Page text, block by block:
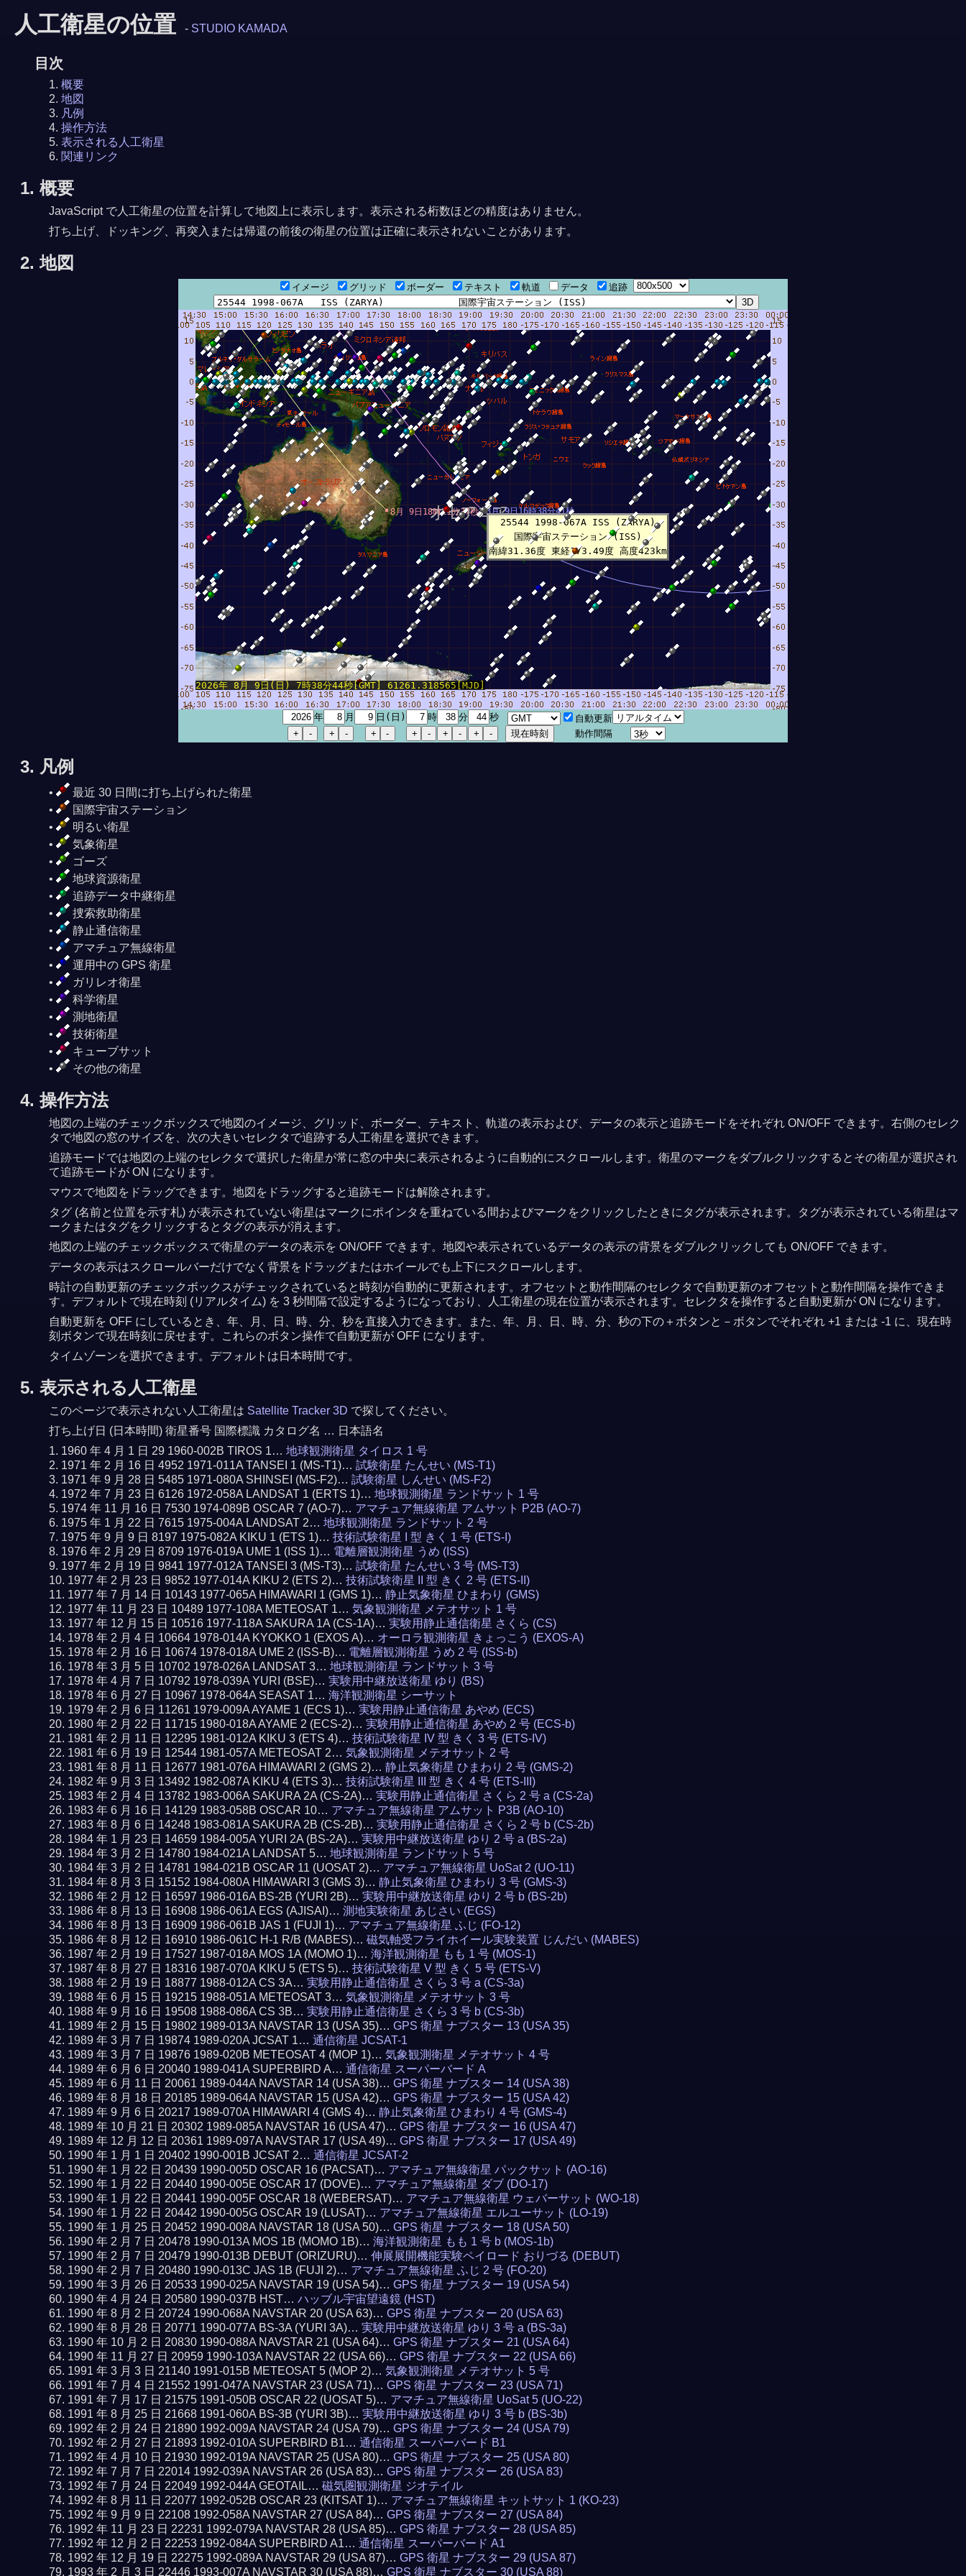
人工衛星の位置 - STUDIO KAMADA
目次
概要
地図
凡例
操作方法
表示される人工衛星
関連リンク
1. 概要
JavaScript で人工衛星の位置を計算して地図上に表示します。表示される桁数ほどの精度はありません。
打ち上げ、ドッキング、再突入または帰還の前後の衛星の位置は正確に表示されないことがあります。
2. 地図
イメージ グリッド ボーダー テキスト 軌道 データ 追跡
8月 9日16時15分27秒
8月 9日16時38分41秒
8月 9日17時48分23秒
8月 9日18時11分37秒
25544 1998-067A ISS (ZARYA)
国際宇宙ステーション (ISS)
南緯31.36度 東経173.49度 高度423km
2026年 8月 9日(日) 7時38分44秒[GMT] 61261.318565[MJD]
年 月 日(日) 時 分 秒
自動更新
動作間隔
3. 凡例
最近 30 日間に打ち上げられた衛星
国際宇宙ステーション
明るい衛星
気象衛星
ゴーズ
地球資源衛星
追跡データ中継衛星
捜索救助衛星
静止通信衛星
アマチュア無線衛星
運用中の GPS 衛星
ガリレオ衛星
科学衛星
測地衛星
技術衛星
キューブサット
その他の衛星
4. 操作方法
地図の上端のチェックボックスで地図のイメージ、グリッド、ボーダー、テキスト、軌道の表示および、データの表示と追跡モードをそれぞれ ON/OFF できます。右側のセレク
タで地図の窓のサイズを、次の大きいセレクタで追跡する人工衛星を選択できます。
追跡モードでは地図の上端のセレクタで選択した衛星が常に窓の中央に表示されるように自動的にスクロールします。衛星のマークをダブルクリックするとその衛星が選択され
て追跡モードが ON になります。
マウスで地図をドラッグできます。地図をドラッグすると追跡モードは解除されます。
タグ (名前と位置を示す札) が表示されていない衛星はマークにポインタを重ねている間およびマークをクリックしたときにタグが表示されます。タグが表示されている衛星はマ
ークまたはタグをクリックするとタグの表示が消えます。
地図の上端のチェックボックスで衛星のデータの表示を ON/OFF できます。地図や表示されているデータの表示の背景をダブルクリックしても ON/OFF できます。
データの表示はスクロールバーだけでなく背景をドラッグまたはホイールでも上下にスクロールします。
時計の自動更新のチェックボックスがチェックされていると時刻が自動的に更新されます。オフセットと動作間隔のセレクタで自動更新のオフセットと動作間隔を操作できま
す。デフォルトで現在時刻 (リアルタイム) を 3 秒間隔で設定するようになっており、人工衛星の現在位置が表示されます。セレクタを操作すると自動更新が ON になります。
自動更新を OFF にしているとき、年、月、日、時、分、秒を直接入力できます。また、年、月、日、時、分、秒の下の＋ボタンと－ボタンでそれぞれ +1 または -1 に、現在時
刻ボタンで現在時刻に戻せます。これらのボタン操作で自動更新が OFF になります。
タイムゾーンを選択できます。デフォルトは日本時間です。
5. 表示される人工衛星
このページで表示されない人工衛星は Satellite Tracker 3D で探してください。
打ち上げ日 (日本時間) 衛星番号 国際標識 カタログ名 … 日本語名
1960 年 4 月 1 日 29 1960-002B TIROS 1… 地球観測衛星 タイロス 1 号
1971 年 2 月 16 日 4952 1971-011A TANSEI 1 (MS-T1)… 試験衛星 たんせい (MS-T1)
1971 年 9 月 28 日 5485 1971-080A SHINSEI (MS-F2)… 試験衛星 しんせい (MS-F2)
1972 年 7 月 23 日 6126 1972-058A LANDSAT 1 (ERTS 1)… 地球観測衛星 ランドサット 1 号
1974 年 11 月 16 日 7530 1974-089B OSCAR 7 (AO-7)… アマチュア無線衛星 アムサット P2B (AO-7)
1975 年 1 月 22 日 7615 1975-004A LANDSAT 2… 地球観測衛星 ランドサット 2 号
1975 年 9 月 9 日 8197 1975-082A KIKU 1 (ETS 1)… 技術試験衛星 I 型 きく 1 号 (ETS-I)
1976 年 2 月 29 日 8709 1976-019A UME 1 (ISS 1)… 電離層観測衛星 うめ (ISS)
1977 年 2 月 19 日 9841 1977-012A TANSEI 3 (MS-T3)… 試験衛星 たんせい 3 号 (MS-T3)
1977 年 2 月 23 日 9852 1977-014A KIKU 2 (ETS 2)… 技術試験衛星 II 型 きく 2 号 (ETS-II)
1977 年 7 月 14 日 10143 1977-065A HIMAWARI 1 (GMS 1)… 静止気象衛星 ひまわり (GMS)
1977 年 11 月 23 日 10489 1977-108A METEOSAT 1… 気象観測衛星 メテオサット 1 号
1977 年 12 月 15 日 10516 1977-118A SAKURA 1A (CS-1A)… 実験用静止通信衛星 さくら (CS)
1978 年 2 月 4 日 10664 1978-014A KYOKKO 1 (EXOS A)… オーロラ観測衛星 きょっこう (EXOS-A)
1978 年 2 月 16 日 10674 1978-018A UME 2 (ISS-B)… 電離層観測衛星 うめ 2 号 (ISS-b)
1978 年 3 月 5 日 10702 1978-026A LANDSAT 3… 地球観測衛星 ランドサット 3 号
1978 年 4 月 7 日 10792 1978-039A YURI (BSE)… 実験用中継放送衛星 ゆり (BS)
1978 年 6 月 27 日 10967 1978-064A SEASAT 1… 海洋観測衛星 シーサット
1979 年 2 月 6 日 11261 1979-009A AYAME 1 (ECS 1)… 実験用静止通信衛星 あやめ (ECS)
1980 年 2 月 22 日 11715 1980-018A AYAME 2 (ECS-2)… 実験用静止通信衛星 あやめ 2 号 (ECS-b)
1981 年 2 月 11 日 12295 1981-012A KIKU 3 (ETS 4)… 技術試験衛星 IV 型 きく 3 号 (ETS-IV)
1981 年 6 月 19 日 12544 1981-057A METEOSAT 2… 気象観測衛星 メテオサット 2 号
1981 年 8 月 11 日 12677 1981-076A HIMAWARI 2 (GMS 2)… 静止気象衛星 ひまわり 2 号 (GMS-2)
1982 年 9 月 3 日 13492 1982-087A KIKU 4 (ETS 3)… 技術試験衛星 III 型 きく 4 号 (ETS-III)
1983 年 2 月 4 日 13782 1983-006A SAKURA 2A (CS-2A)… 実験用静止通信衛星 さくら 2 号 a (CS-2a)
1983 年 6 月 16 日 14129 1983-058B OSCAR 10… アマチュア無線衛星 アムサット P3B (AO-10)
1983 年 8 月 6 日 14248 1983-081A SAKURA 2B (CS-2B)… 実験用静止通信衛星 さくら 2 号 b (CS-2b)
1984 年 1 月 23 日 14659 1984-005A YURI 2A (BS-2A)… 実験用中継放送衛星 ゆり 2 号 a (BS-2a)
1984 年 3 月 2 日 14780 1984-021A LANDSAT 5… 地球観測衛星 ランドサット 5 号
1984 年 3 月 2 日 14781 1984-021B OSCAR 11 (UOSAT 2)… アマチュア無線衛星 UoSat 2 (UO-11)
1984 年 8 月 3 日 15152 1984-080A HIMAWARI 3 (GMS 3)… 静止気象衛星 ひまわり 3 号 (GMS-3)
1986 年 2 月 12 日 16597 1986-016A BS-2B (YURI 2B)… 実験用中継放送衛星 ゆり 2 号 b (BS-2b)
1986 年 8 月 13 日 16908 1986-061A EGS (AJISAI)… 測地実験衛星 あじさい (EGS)
1986 年 8 月 13 日 16909 1986-061B JAS 1 (FUJI 1)… アマチュア無線衛星 ふじ (FO-12)
1986 年 8 月 12 日 16910 1986-061C H-1 R/B (MABES)… 磁気軸受フライホイール実験装置 じんだい (MABES)
1987 年 2 月 19 日 17527 1987-018A MOS 1A (MOMO 1)… 海洋観測衛星 もも 1 号 (MOS-1)
1987 年 8 月 27 日 18316 1987-070A KIKU 5 (ETS 5)… 技術試験衛星 V 型 きく 5 号 (ETS-V)
1988 年 2 月 19 日 18877 1988-012A CS 3A… 実験用静止通信衛星 さくら 3 号 a (CS-3a)
1988 年 6 月 15 日 19215 1988-051A METEOSAT 3… 気象観測衛星 メテオサット 3 号
1988 年 9 月 16 日 19508 1988-086A CS 3B… 実験用静止通信衛星 さくら 3 号 b (CS-3b)
1989 年 2 月 15 日 19802 1989-013A NAVSTAR 13 (USA 35)… GPS 衛星 ナブスター 13 (USA 35)
1989 年 3 月 7 日 19874 1989-020A JCSAT 1… 通信衛星 JCSAT-1
1989 年 3 月 7 日 19876 1989-020B METEOSAT 4 (MOP 1)… 気象観測衛星 メテオサット 4 号
1989 年 6 月 6 日 20040 1989-041A SUPERBIRD A… 通信衛星 スーパーバード A
1989 年 6 月 11 日 20061 1989-044A NAVSTAR 14 (USA 38)… GPS 衛星 ナブスター 14 (USA 38)
1989 年 8 月 18 日 20185 1989-064A NAVSTAR 15 (USA 42)… GPS 衛星 ナブスター 15 (USA 42)
1989 年 9 月 6 日 20217 1989-070A HIMAWARI 4 (GMS 4)… 静止気象衛星 ひまわり 4 号 (GMS-4)
1989 年 10 月 21 日 20302 1989-085A NAVSTAR 16 (USA 47)… GPS 衛星 ナブスター 16 (USA 47)
1989 年 12 月 12 日 20361 1989-097A NAVSTAR 17 (USA 49)… GPS 衛星 ナブスター 17 (USA 49)
1990 年 1 月 1 日 20402 1990-001B JCSAT 2… 通信衛星 JCSAT-2
1990 年 1 月 22 日 20439 1990-005D OSCAR 16 (PACSAT)… アマチュア無線衛星 パックサット (AO-16)
1990 年 1 月 22 日 20440 1990-005E OSCAR 17 (DOVE)… アマチュア無線衛星 ダブ (DO-17)
1990 年 1 月 22 日 20441 1990-005F OSCAR 18 (WEBERSAT)… アマチュア無線衛星 ウェバーサット (WO-18)
1990 年 1 月 22 日 20442 1990-005G OSCAR 19 (LUSAT)… アマチュア無線衛星 エルユーサット (LO-19)
1990 年 1 月 25 日 20452 1990-008A NAVSTAR 18 (USA 50)… GPS 衛星 ナブスター 18 (USA 50)
1990 年 2 月 7 日 20478 1990-013A MOS 1B (MOMO 1B)… 海洋観測衛星 もも 1 号 b (MOS-1b)
1990 年 2 月 7 日 20479 1990-013B DEBUT (ORIZURU)… 伸展展開機能実験ペイロード おりづる (DEBUT)
1990 年 2 月 7 日 20480 1990-013C JAS 1B (FUJI 2)… アマチュア無線衛星 ふじ 2 号 (FO-20)
1990 年 3 月 26 日 20533 1990-025A NAVSTAR 19 (USA 54)… GPS 衛星 ナブスター 19 (USA 54)
1990 年 4 月 24 日 20580 1990-037B HST… ハッブル宇宙望遠鏡 (HST)
1990 年 8 月 2 日 20724 1990-068A NAVSTAR 20 (USA 63)… GPS 衛星 ナブスター 20 (USA 63)
1990 年 8 月 28 日 20771 1990-077A BS-3A (YURI 3A)… 実験用中継放送衛星 ゆり 3 号 a (BS-3a)
1990 年 10 月 2 日 20830 1990-088A NAVSTAR 21 (USA 64)… GPS 衛星 ナブスター 21 (USA 64)
1990 年 11 月 27 日 20959 1990-103A NAVSTAR 22 (USA 66)… GPS 衛星 ナブスター 22 (USA 66)
1991 年 3 月 3 日 21140 1991-015B METEOSAT 5 (MOP 2)… 気象観測衛星 メテオサット 5 号
1991 年 7 月 4 日 21552 1991-047A NAVSTAR 23 (USA 71)… GPS 衛星 ナブスター 23 (USA 71)
1991 年 7 月 17 日 21575 1991-050B OSCAR 22 (UOSAT 5)… アマチュア無線衛星 UoSat 5 (UO-22)
1991 年 8 月 25 日 21668 1991-060A BS-3B (YURI 3B)… 実験用中継放送衛星 ゆり 3 号 b (BS-3b)
1992 年 2 月 24 日 21890 1992-009A NAVSTAR 24 (USA 79)… GPS 衛星 ナブスター 24 (USA 79)
1992 年 2 月 27 日 21893 1992-010A SUPERBIRD B1… 通信衛星 スーパーバード B1
1992 年 4 月 10 日 21930 1992-019A NAVSTAR 25 (USA 80)… GPS 衛星 ナブスター 25 (USA 80)
1992 年 7 月 7 日 22014 1992-039A NAVSTAR 26 (USA 83)… GPS 衛星 ナブスター 26 (USA 83)
1992 年 7 月 24 日 22049 1992-044A GEOTAIL… 磁気圏観測衛星 ジオテイル
1992 年 8 月 11 日 22077 1992-052B OSCAR 23 (KITSAT 1)… アマチュア無線衛星 キットサット 1 (KO-23)
1992 年 9 月 9 日 22108 1992-058A NAVSTAR 27 (USA 84)… GPS 衛星 ナブスター 27 (USA 84)
1992 年 11 月 23 日 22231 1992-079A NAVSTAR 28 (USA 85)… GPS 衛星 ナブスター 28 (USA 85)
1992 年 12 月 2 日 22253 1992-084A SUPERBIRD A1… 通信衛星 スーパーバード A1
1992 年 12 月 19 日 22275 1992-089A NAVSTAR 29 (USA 87)… GPS 衛星 ナブスター 29 (USA 87)
1993 年 2 月 3 日 22446 1993-007A NAVSTAR 30 (USA 88)… GPS 衛星 ナブスター 30 (USA 88)